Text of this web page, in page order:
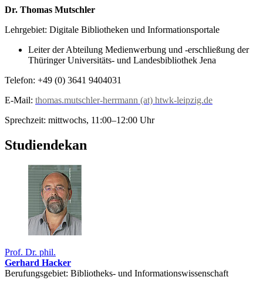
Dr. Thomas Mutschler
Lehrgebiet: Digitale Bibliotheken und Informationsportale
Leiter der Abteilung Medienwerbung und -erschließung der
Thüringer Universitäts- und Landesbibliothek Jena
Telefon: +49 (0) 3641 9404031
E-Mail: thomas.mutschler-herrmann (at) htwk-leipzig.de
Sprechzeit: mittwochs, 11:00–12:00 Uhr
Studiendekan
Prof. Dr. phil.
Gerhard Hacker
Berufungsgebiet: Bibliotheks- ­und Informations­wissenschaft